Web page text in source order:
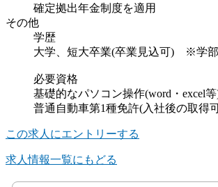
確定拠出年金制度を適用
その他
学歴
大学、短大卒業(卒業見込可) ※学部
必要資格
基礎的なパソコン操作(word・excel
普通自動車第1種免許(入社後の取得
この求人にエントリーする
求人情報一覧にもどる